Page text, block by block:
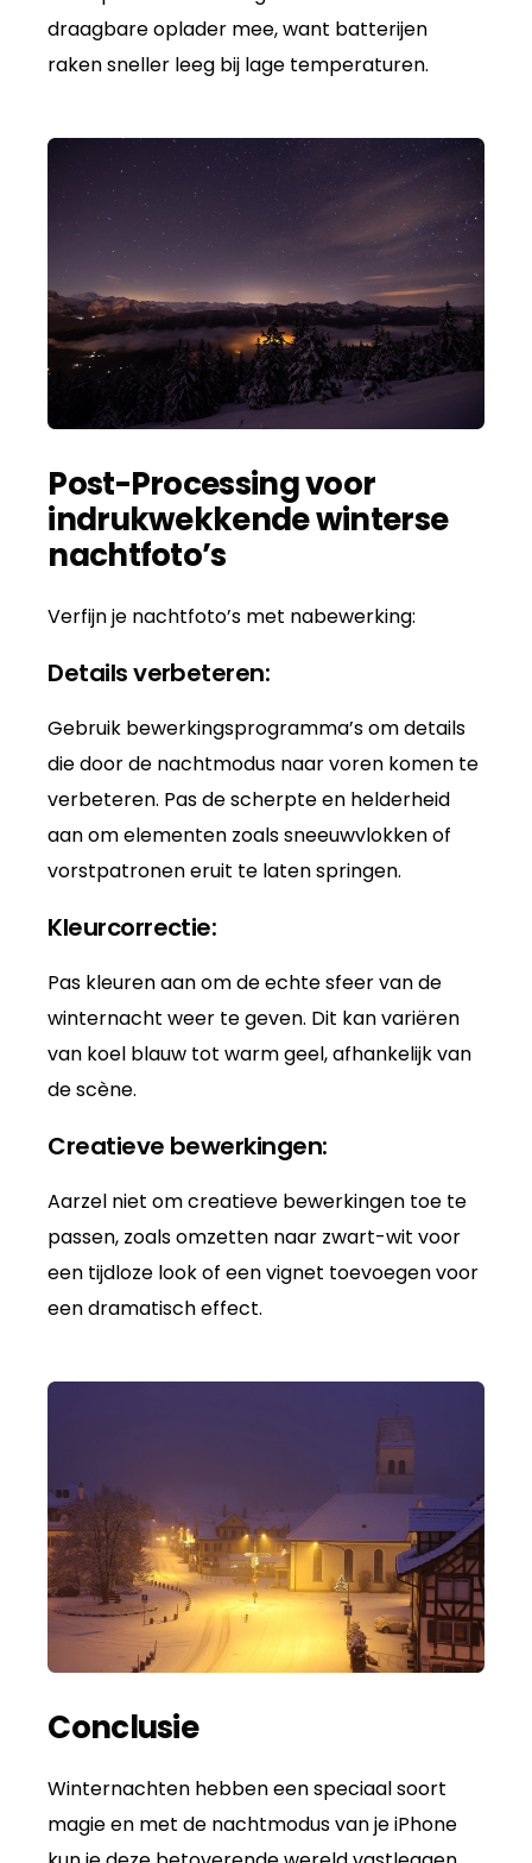
draagbare oplader mee, want batterijen
raken sneller leeg bij lage temperaturen.
Post-Processing voor
indrukwekkende winterse
nachtfoto’s
Verfijn je nachtfoto’s met nabewerking:
Details verbeteren:
Gebruik bewerkingsprogramma’s om details
die door de nachtmodus naar voren komen te
verbeteren. Pas de scherpte en helderheid
aan om elementen zoals sneeuwvlokken of
vorstpatronen eruit te laten springen.
Kleurcorrectie:
Pas kleuren aan om de echte sfeer van de
winternacht weer te geven. Dit kan variëren
van koel blauw tot warm geel, afhankelijk van
de scène.
Creatieve bewerkingen:
Aarzel niet om creatieve bewerkingen toe te
passen, zoals omzetten naar zwart-wit voor
een tijdloze look of een vignet toevoegen voor
een dramatisch effect.
Conclusie
Winternachten hebben een speciaal soort
magie en met de nachtmodus van je iPhone